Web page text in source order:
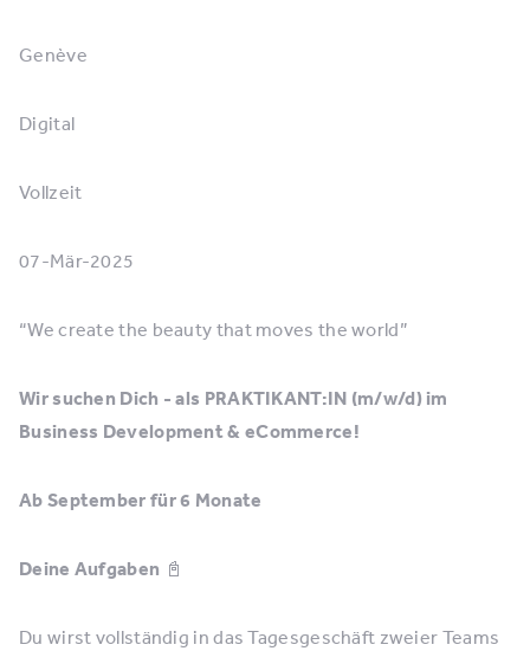
Genève
Digital
Vollzeit
07-Mär-2025
“We create the beauty that moves the world”
Wir suchen Dich - als PRAKTIKANT:IN (m/w/d) im
Business Development & eCommerce!
Ab September für 6 Monate
Deine Aufgaben 📓
Du wirst vollständig in das Tagesgeschäft zweier Teams